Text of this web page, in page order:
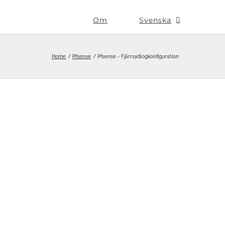
Om Svenska
Home Pfsense Pfsense - Fjärrsydlogkonfiguration